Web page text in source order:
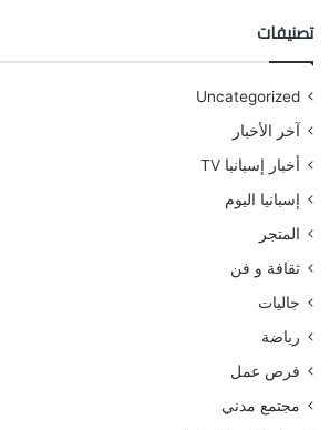
تصنيفات
Uncategorized
آخر الأخبار
أخبار إسبانبا TV
إسبانيا اليوم
المتجر
ثقافة و فن
جاليات
رياضة
فرص عمل
مجتمع مدني